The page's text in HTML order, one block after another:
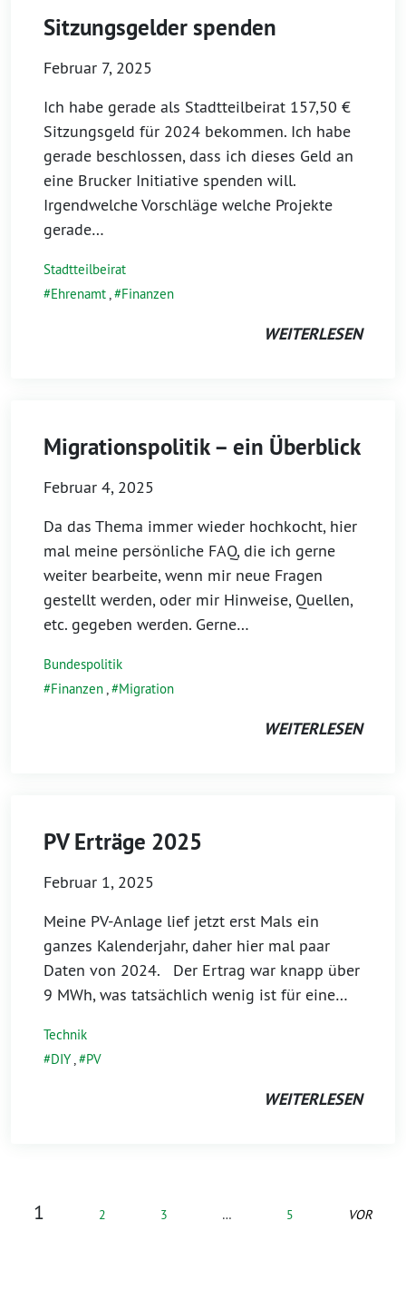
Sitzungsgelder spenden
Februar 7, 2025
Ich habe gerade als Stadtteilbeirat 157,50 €
Sitzungsgeld für 2024 bekommen. Ich habe
gerade beschlossen, dass ich dieses Geld an
eine Brucker Initiative spenden will.
Irgendwelche Vorschläge welche Projekte
gerade…
Stadtteilbeirat
Ehrenamt, Finanzen
WEITERLESEN
Migrationspolitik – ein Überblick
Februar 4, 2025
Da das Thema immer wieder hochkocht, hier
mal meine persönliche FAQ, die ich gerne
weiter bearbeite, wenn mir neue Fragen
gestellt werden, oder mir Hinweise, Quellen,
etc. gegeben werden. Gerne…
Bundespolitik
Finanzen, Migration
WEITERLESEN
PV Erträge 2025
Februar 1, 2025
Meine PV-Anlage lief jetzt erst Mals ein
ganzes Kalenderjahr, daher hier mal paar
Daten von 2024. Der Ertrag war knapp über
9 MWh, was tatsächlich wenig ist für eine…
Technik
DIY, PV
WEITERLESEN
1 2 3 … 5 VOR